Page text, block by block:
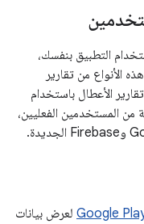
التطبيق بنفسك،
الأنواع من تقارير
الأعطال باستخدام
من المستخدمين الفعليين،
Google لعرض بيانات